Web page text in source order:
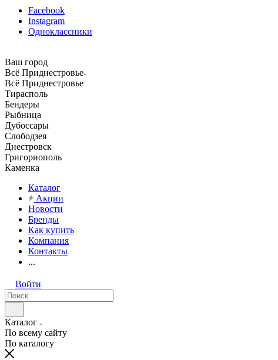
Facebook
Instagram
Одноклассники
Ваш город
Всё Приднестровье
Всё Приднестровье
Тирасполь
Бендеры
Рыбница
Дубоссары
Слободзея
Днестровск
Григориополь
Каменка
Каталог
Акции
Новости
Бренды
Как купить
Компания
Контакты
...
Войти
Каталог
По всему сайту
По каталогу